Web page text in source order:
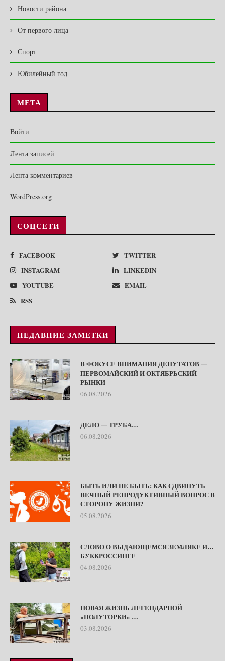
Новости района
От первого лица
Спорт
Юбилейный год
МЕТА
Войти
Лента записей
Лента комментариев
WordPress.org
СОЦСЕТИ
FACEBOOK
TWITTER
INSTAGRAM
LINKEDIN
YOUTUBE
EMAIL
RSS
НЕДАВНИЕ ЗАМЕТКИ
В ФОКУСЕ ВНИМАНИЯ ДЕПУТАТОВ —
ПЕРВОМАЙСКИЙ И ОКТЯБРЬСКИЙ
РЫНКИ
06.08.2026
ДЕЛО — ТРУБА…
06.08.2026
БЫТЬ ИЛИ НЕ БЫТЬ: КАК СДВИНУТЬ
ВЕЧНЫЙ РЕПРОДУКТИВНЫЙ ВОПРОС В
СТОРОНУ ЖИЗНИ?
05.08.2026
СЛОВО О ВЫДАЮЩЕМСЯ ЗЕМЛЯКЕ И…
БУККРОССИНГЕ
04.08.2026
НОВАЯ ЖИЗНЬ ЛЕГЕНДАРНОЙ
«ПОЛУТОРКИ» …
03.08.2026